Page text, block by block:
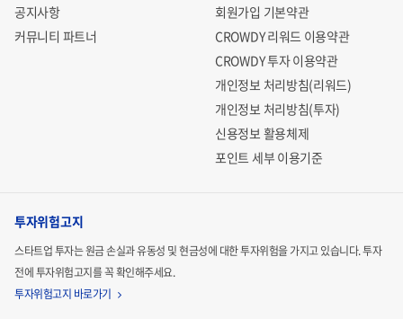
공지사항
커뮤니티 파트너
회원가입 기본약관
CROWDY 리워드 이용약관
CROWDY 투자 이용약관
개인정보 처리방침(리워드)
개인정보 처리방침(투자)
신용정보 활용체제
포인트 세부 이용기준
투자위험고지
스타트업 투자는 원금 손실과 유동성 및 현금성에 대한 투자위험을 가지고 있습니다.투자
전에 투자위험고지를 꼭 확인해주세요.
투자위험고지 바로가기